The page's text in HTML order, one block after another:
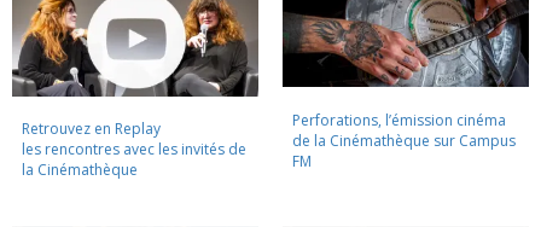
Retrouvez en Replay
les rencontres avec les invités de
la Cinémathèque
Perforations, l’émission cinéma
de la Cinémathèque sur Campus
FM